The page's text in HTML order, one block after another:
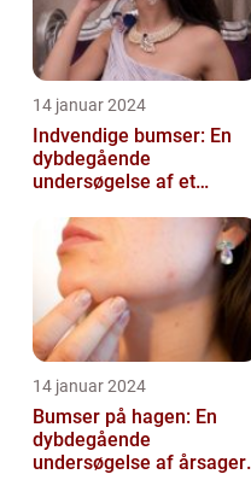
14 januar 2024
Indvendige bumser: En
dybdegående
undersøgelse af et
14 januar 2024
Bumser på hagen: En
dybdegående
undersøgelse af årsager,